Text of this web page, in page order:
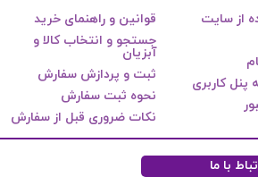
از سایت
پنل کاربری
قوانین و راهنمای خرید
جستجو و انتخاب کالا و
آبزیان
ثبت و پردازش سفارش
نحوه ثبت سفارش
نکات ضروری قبل از سفارش
با ما